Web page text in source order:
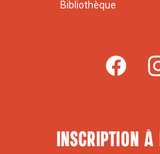
Bibliothèque
inscription